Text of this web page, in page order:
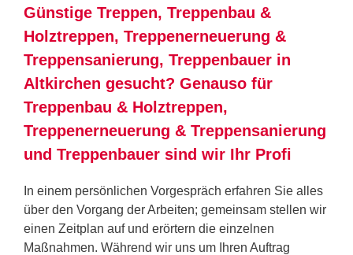
Günstige Treppen, Treppenbau &
Holztreppen, Treppenerneuerung &
Treppensanierung, Treppenbauer in
Altkirchen gesucht? Genauso für
Treppenbau & Holztreppen,
Treppenerneuerung & Treppensanierung
und Treppenbauer sind wir Ihr Profi
In einem persönlichen Vorgespräch erfahren Sie alles
über den Vorgang der Arbeiten; gemeinsam stellen wir
einen Zeitplan auf und erörtern die einzelnen
Maßnahmen. Während wir uns um Ihren Auftrag